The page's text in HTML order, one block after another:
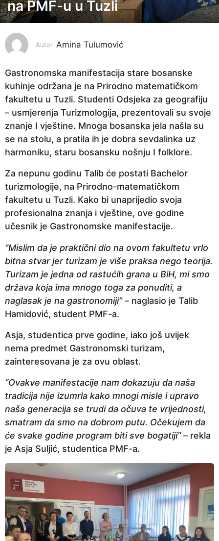
g
o
n
e
p
r
j
e
3
o
d
i
n
e
p
na PMF-u u Tuzli
Autor Amina Tulumović
Gastronomska manifestacija stare bosanske
kuhinje održana je na Prirodno matematičkom
fakultetu u Tuzli. Studenti Odsjeka za geografiju
– usmjerenja Turizmologija, prezentovali su svoje
znanje I vještine. Mnoga bosanska jela našla su
se na stolu, a pratila ih je dobra sevdalinka uz
harmoniku, staru bosansku nošnju I folklore.
Za nepunu godinu Talib će postati Bachelor
turizmologije, na Prirodno-matematičkom
fakultetu u Tuzli. Kako bi unaprijedio svoja
profesionalna znanja i vještine, ove godine
učesnik je Gastronomske manifestacije.
“Mislim da je praktični dio na ovom fakultetu vrlo
bitna stvar jer turizam je više praksa nego teorija.
Turizam je jedna od rastućih grana u BiH, mi smo
država koja ima mnogo toga za ponuditi, a
naglasak je na gastronomiji”– naglasio je Talib
Hamidović, student PMF-a.
Asja, studentica prve godine, iako još uvijek
nema predmet Gastronomski turizam,
zainteresovana je za ovu oblast.
“Ovakve manifestacije nam dokazuju da naša
tradicija nije izumrla kako mnogi misle i upravo
naša generacija se trudi da očuva te vrijednosti,
smatram da smo na dobrom putu. Očekujem da
će svake godine program biti sve bogatiji”– rekla
je Asja Suljić, studentica PMF-a.